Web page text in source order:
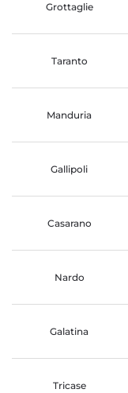
Grottaglie
Taranto
Manduria
Gallipoli
Casarano
Nardo
Galatina
Tricase